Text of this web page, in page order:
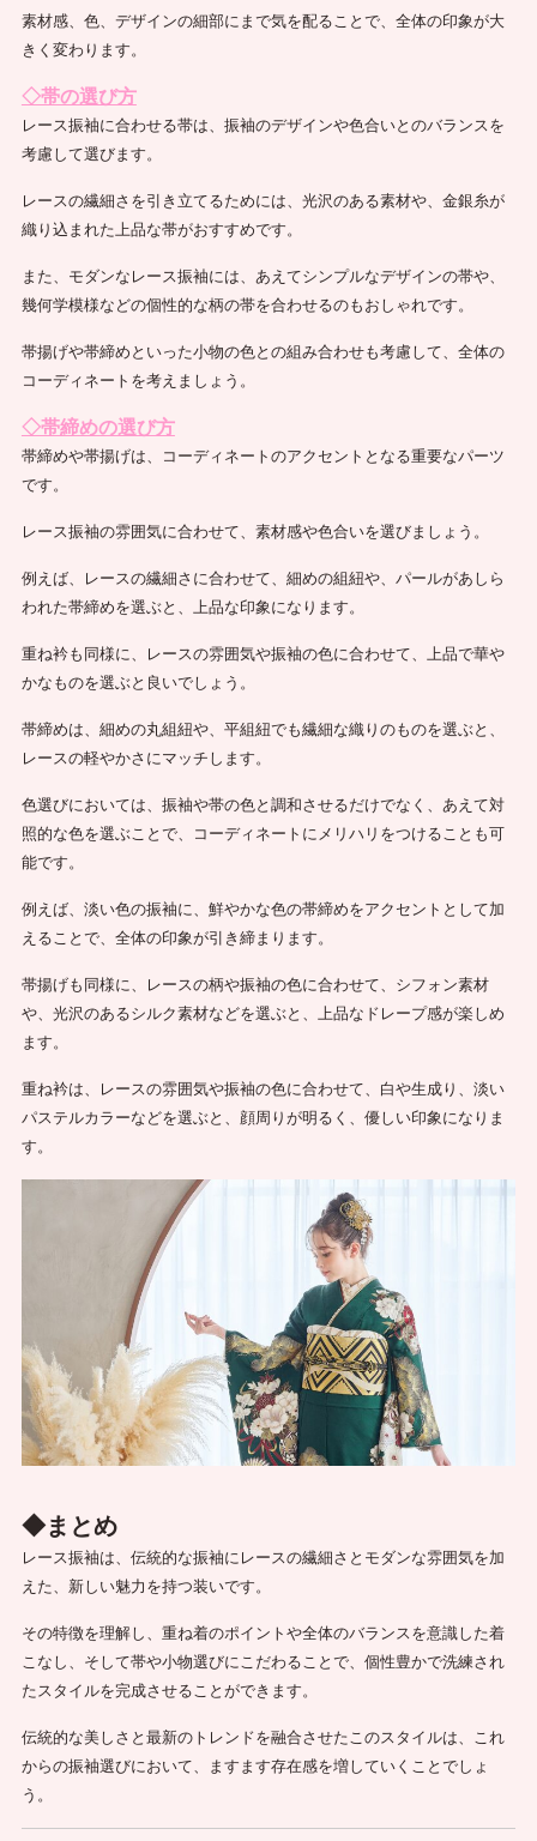
素材感、色、デザインの細部にまで気を配ることで、全体の印象が大
きく変わります。
◇帯の選び方
レース振袖に合わせる帯は、振袖のデザインや色合いとのバランスを
考慮して選びます。
レースの繊細さを引き立てるためには、光沢のある素材や、金銀糸が
織り込まれた上品な帯がおすすめです。
また、モダンなレース振袖には、あえてシンプルなデザインの帯や、
幾何学模様などの個性的な柄の帯を合わせるのもおしゃれです。
帯揚げや帯締めといった小物の色との組み合わせも考慮して、全体の
コーディネートを考えましょう。
◇帯締めの選び方
帯締めや帯揚げは、コーディネートのアクセントとなる重要なパーツ
です。
レース振袖の雰囲気に合わせて、素材感や色合いを選びましょう。
例えば、レースの繊細さに合わせて、細めの組紐や、パールがあしら
われた帯締めを選ぶと、上品な印象になります。
重ね衿も同様に、レースの雰囲気や振袖の色に合わせて、上品で華や
かなものを選ぶと良いでしょう。
帯締めは、細めの丸組紐や、平組紐でも繊細な織りのものを選ぶと、
レースの軽やかさにマッチします。
色選びにおいては、振袖や帯の色と調和させるだけでなく、あえて対
照的な色を選ぶことで、コーディネートにメリハリをつけることも可
能です。
例えば、淡い色の振袖に、鮮やかな色の帯締めをアクセントとして加
えることで、全体の印象が引き締まります。
帯揚げも同様に、レースの柄や振袖の色に合わせて、シフォン素材
や、光沢のあるシルク素材などを選ぶと、上品なドレープ感が楽しめ
ます。
重ね衿は、レースの雰囲気や振袖の色に合わせて、白や生成り、淡い
パステルカラーなどを選ぶと、顔周りが明るく、優しい印象になりま
す。
◆まとめ
レース振袖は、伝統的な振袖にレースの繊細さとモダンな雰囲気を加
えた、新しい魅力を持つ装いです。
その特徴を理解し、重ね着のポイントや全体のバランスを意識した着
こなし、そして帯や小物選びにこだわることで、個性豊かで洗練され
たスタイルを完成させることができます。
伝統的な美しさと最新のトレンドを融合させたこのスタイルは、これ
からの振袖選びにおいて、ますます存在感を増していくことでしょ
う。